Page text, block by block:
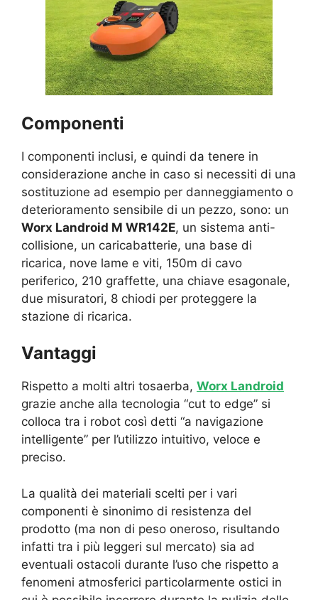
Componenti
I componenti inclusi, e quindi da tenere in
considerazione anche in caso si necessiti di una
sostituzione ad esempio per danneggiamento o
deterioramento sensibile di un pezzo, sono: un
Worx Landroid M WR142E, un sistema anti-
collisione, un caricabatterie, una base di
ricarica, nove lame e viti, 150m di cavo
periferico, 210 graffette, una chiave esagonale,
due misuratori, 8 chiodi per proteggere la
stazione di ricarica.
Vantaggi
Rispetto a molti altri tosaerba, Worx Landroid
grazie anche alla tecnologia “cut to edge” si
colloca tra i robot così detti “a navigazione
intelligente” per l’utilizzo intuitivo, veloce e
preciso.
La qualità dei materiali scelti per i vari
componenti è sinonimo di resistenza del
prodotto (ma non di peso oneroso, risultando
infatti tra i più leggeri sul mercato) sia ad
eventuali ostacoli durante l’uso che rispetto a
fenomeni atmosferici particolarmente ostici in